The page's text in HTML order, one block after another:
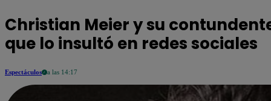
Christian Meier y su
que lo insultó en redes sociales
Espectáculos a las 14:17